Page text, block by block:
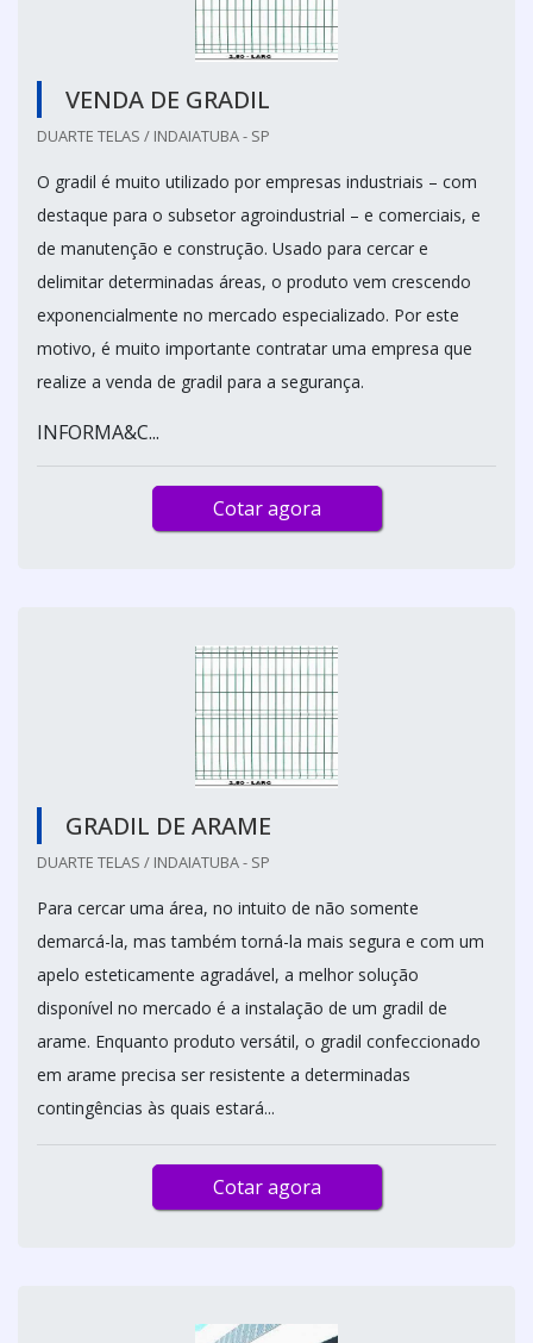
VENDA DE GRADIL
DUARTE TELAS / INDAIATUBA - SP
O gradil é muito utilizado por empresas industriais – com
destaque para o subsetor agroindustrial – e comerciais, e
de manutenção e construção. Usado para cercar e
delimitar determinadas áreas, o produto vem crescendo
exponencialmente no mercado especializado. Por este
motivo, é muito importante contratar uma empresa que
realize a venda de gradil para a segurança.
INFORMA&C...
Cotar agora
GRADIL DE ARAME
DUARTE TELAS / INDAIATUBA - SP
Para cercar uma área, no intuito de não somente
demarcá-la, mas também torná-la mais segura e com um
apelo esteticamente agradável, a melhor solução
disponível no mercado é a instalação de um gradil de
arame. Enquanto produto versátil, o gradil confeccionado
em arame precisa ser resistente a determinadas
contingências às quais estará...
Cotar agora